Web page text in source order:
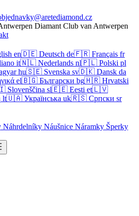
Diamant Club van Antwerpen
en🇩🇪 Deutsch de🇫🇷 Français fr
it🇳🇱 Nederlands nl🇵🇱 Polski pl
hu🇸🇪 Svenska sv🇩🇰 Dansk da
el🇧🇬 Български bg🇭🇷 Hrvatski
Slovenščina sl🇪🇪 Eesti et🇱🇻
lt🇺🇦 Українська uk🇷🇸 Српски sr
Náhrdelníky Náušnice Náramky Šperky